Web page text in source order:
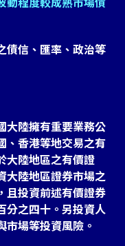
債信、匯率、政治等
大陸擁有重要業務公
、香港等地交易之有
大陸地區之有價證
大陸地區證券市場之
且投資前述有價證券
分之四十。另投資人
場等投資風險。